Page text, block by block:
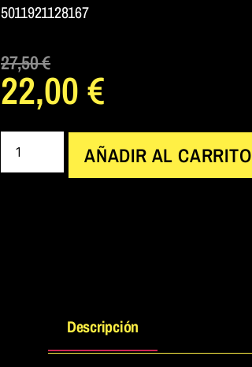
5011921128167
27,50€
22,00€
AÑADIR AL CARRITO
Descripción